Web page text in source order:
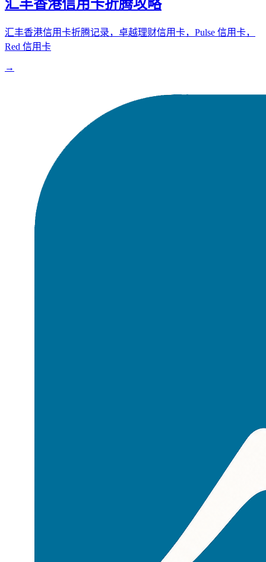
汇丰香港信用卡折腾攻略
汇丰香港信用卡折腾记录，卓越理财信用卡，Pulse 信用卡，
Red 信用卡
→